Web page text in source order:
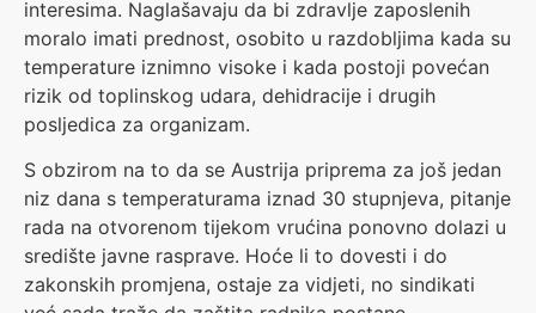
interesima. Naglašavaju da bi zdravlje zaposlenih
moralo imati prednost, osobito u razdobljima kada su
temperature iznimno visoke i kada postoji povećan
rizik od toplinskog udara, dehidracije i drugih
posljedica za organizam.
S obzirom na to da se Austrija priprema za još jedan
niz dana s temperaturama iznad 30 stupnjeva, pitanje
rada na otvorenom tijekom vrućina ponovno dolazi u
središte javne rasprave. Hoće li to dovesti i do
zakonskih promjena, ostaje za vidjeti, no sindikati